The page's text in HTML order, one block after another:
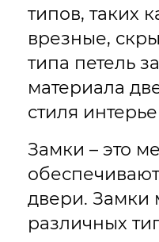
типов, таких
врезные,
типа петель
материала
стиля
Замки – это
двери. Замки
различных